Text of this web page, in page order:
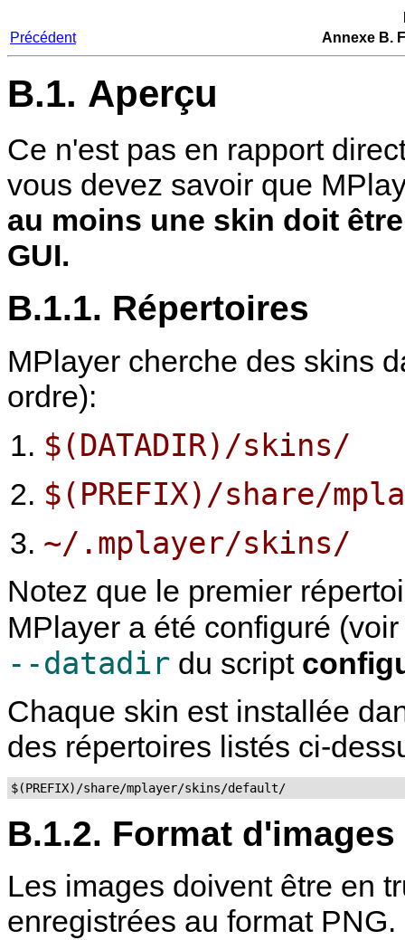
Précédent
Annexe B.
B.1. Aperçu
Ce n'est pas en rapport
vous devez savoir que
au moins une skin doit
GUI.
B.1.1. Répertoires
MPlayer cherche des skins
ordre):
$(DATADIR)/skins/
$(PREFIX)/share/
~/.mplayer/skins/
Notez que le premier
MPlayer a été configuré
--datadir du script
Chaque skin est installée
des répertoires listés ci-
$(PREFIX)/share/mplayer/skins/default/
B.1.2. Format d'images
Les images doivent être en
enregistrées au format PNG.